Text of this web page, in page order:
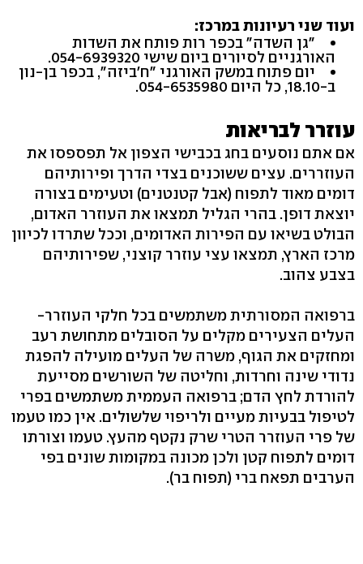
ועוד שני רעיונות במרכז:
"גן השדה" בכפר רות פותח את השדות
האורגניים לסיורים ביום שישי 054-6939320.
יום פתוח במשק האורגני "ח'ביזה", בכפר בן-נון
ב-18.10, כל היום 054-6535980.
עוזרר לבריאות
אם אתם נוסעים בחג בכבישי הצפון אל תפספסו את
העוזררים. עצים ששוכנים בצדי הדרך ופירותיהם
דומים מאוד לתפוח (אבל קטנטנים) וטעימים בצורה
יוצאת דופן. בהרי הגליל תמצאו את העוזרר האדום,
הבולט בשיאו עם הפירות האדומים, וככל שתרדו לכיוון
מרכז הארץ, תמצאו עצי עוזרר קוצני, שפירותיהם
בצבע צהוב.
ברפואה המסורתית משתמשים בכל חלקי העוזרר-
העלים הצעירים מקלים על הסובלים מתחושת רעב
ומחזקים את הגוף, משרה של העלים מועילה להפגת
נדודי שינה וחרדות, וחליטה של השורשים מסייעת
להורדת לחץ הדם; ברפואה העממית משתמשים בפרי
לטיפול בבעיות מעיים ולריפוי שלשולים. אין כמו טעמו
של פרי העוזרר הטרי שרק נקטף מהעץ. טעמו וצורתו
דומים לתפוח קטן ולכן מכונה במקומות שונים בפי
הערבים תפאח ברי (תפוח בר).